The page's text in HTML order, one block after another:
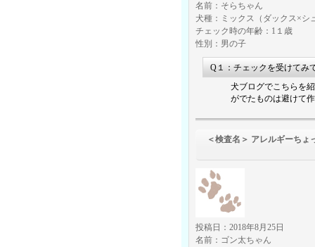
名前：そらちゃん
犬種：ミックス（ダックス×シ
チェック時の年齢：1１歳
性別：男の子
Q１：チェックを受けてみ
犬ブログでこちらを
がでたものは避けて
＜検査名＞ アレルギーち
投稿日：2018年8月25日
名前：ゴン太ちゃん